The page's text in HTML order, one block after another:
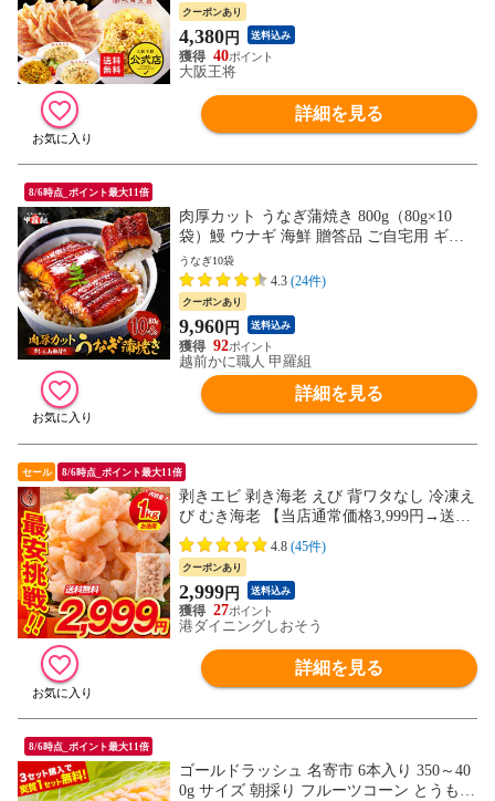
CP】
クーポンあり
4,380円 送料込み
40
大阪王将
詳細を見る
8/6時点_ポイント最大11倍
肉厚カット うなぎ蒲焼き 800g（80g×10
袋）鰻 ウナギ 海鮮 贈答品 ご自宅用 ギフ
ト 冷凍 送料無料 海鮮vs肉 御中元 お中元
残暑見舞い 夏ギフト
うなぎ10袋
4.3 (24件)
クーポンあり
9,960円 送料込み
92
越前かに職人 甲羅組
詳細を見る
セール 8/6時点_ポイント最大11倍
剥きエビ 剥き海老 えび 背ワタなし 冷凍え
び むき海老 【当店通常価格3,999円→送料
無料2,999円！】バナメイ 剥き身 1kg （解
凍後800g）大粒サイズ 海鮮 冷凍 海老 1キ
ロ 大量 贈答 送料無料
4.8 (45件)
クーポンあり
2,999円 送料込み
27
港ダイニングしおそう
詳細を見る
8/6時点_ポイント最大11倍
ゴールドラッシュ 名寄市 6本入り 350～40
0g サイズ 朝採り フルーツコーン とうもろ